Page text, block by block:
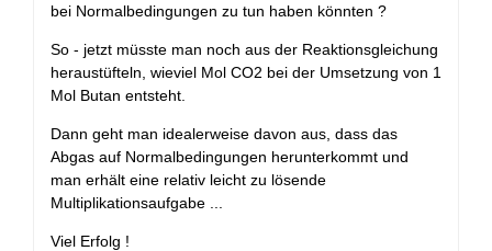
bei Normalbedingungen zu tun haben könnten ?
So - jetzt müsste man noch aus der Reaktionsgleichung
heraustüfteln, wieviel Mol CO2 bei der Umsetzung von 1
Mol Butan entsteht.
Dann geht man idealerweise davon aus, dass das
Abgas auf Normalbedingungen herunterkommt und
man erhält eine relativ leicht zu lösende
Multiplikationsaufgabe ...
Viel Erfolg !